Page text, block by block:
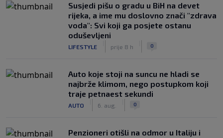
Susjedi pišu o gradu u BiH na devet
rijeka, a ime mu doslovno znači "zdrava
voda": Svi koji ga posjete ostanu
oduševljeni
LIFESTYLE prije 8 h 0
Auto koje stoji na suncu ne hladi se
najbrže klimom, nego postupkom koji
traje petnaest sekundi
AUTO 6. aug. 0
Penzioneri otišli na odmor u Italiju i